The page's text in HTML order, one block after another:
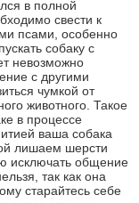
в полной
свести к
псами, особенно
собаку с
невозможно
с другими
чумкой от
животного. Такое
в процессе
ваша собака
лишаем шерсти
исключать общение
так как она
старайтесь себе